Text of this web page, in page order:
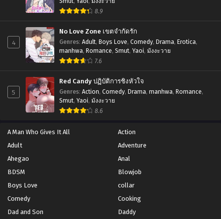
กันยายน 20, 2023
Chapter 6 (SS2)
กันยายน 20, 2023
Chapter 5 (SS2)
กันยายน 20, 2023
Chapter 4 (SS2)
Chapter 2 (SS2)
กันยายน 20, 2023
Chapter 1 (SS2)
กันยายน 20, 2023 กันยายน 20, 2023
Chapter 63
กันยายน 20, 2023
Chapter 62
กันยายน 20, 2023
กันยายน 20, 2023 กันยายน 20, 2023
Chapter 59 Chapter 58
8.9
4
No Love Zone เขตจำกัดรัก
Genres: Adult, Boys Love, Comedy, Drama, Erotica,
manhwa, Romance, Smut, Yaoi, มังงะวาย
7.6
5
Red Candy ปฏิบัติการชิงหัวใจ
Genres: Action, Comedy, Drama, manhwa, Romance,
Smut, Yaoi, มังงะวาย
8.6
A Man Who Gives It All
Action
Adult
Adventure
Ahegao
Anal
BDSM
Blowjob
Boys Love
collar
Comedy
Cooking
Dad and Son
Daddy